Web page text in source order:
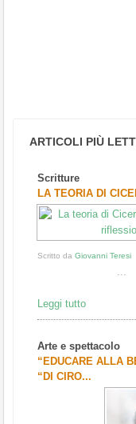
ARTICOLI PIÙ
Scritture
LA TEORIA DI
Scritto da Giovanni Teresi
...
Leggi tutto
Arte e spettacolo
“EDUCARE ALLA
“DI CIRO...